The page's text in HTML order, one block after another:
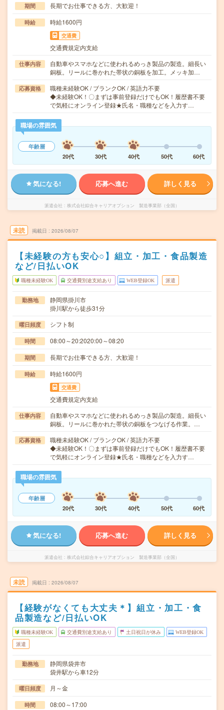
期間 長期でお仕事できる方、大歓迎！
時給 時給1600円
交通費
交通費規定内支給
仕事内容
自動車やスマホなどに使われるめっき製品の製造。細長い
銅板。リールに巻かれた帯状の銅板を加工。メッキ加…
応募資格
職種未経験OK / ブランクOK / 英語力不要
◆未経験OK！〇まずは事前登録だけでもOK！履歴書不要
で気軽にオンライン登録★氏名・職種などを入力す…
職場の雰囲気
年齢層
20代
30代 40代 50代 60代
気になる! 応募へ進む 詳しく見る
派遣会社 株式会社綜合キャリアオプション 製造事業部（全国）
未読 掲載日 2026/08/07
【未経験の方も安心○】組立・加工・食品製造
など/日払いOK
職種未経験OK 交通費別途支給あり WEB登録OK 派遣
勤務地
静岡県掛川市
掛川駅から徒歩31分
曜日頻度 シフト制
時間 08:00～20:2020:00～08:20
期間 長期でお仕事できる方、大歓迎！
時給 時給1600円
交通費
交通費規定内支給
仕事内容
自動車やスマホなどに使われるめっき製品の製造。細長い
銅板。リールに巻かれた帯状の銅板をつなげる作業。…
応募資格
職種未経験OK / ブランクOK / 英語力不要
◆未経験OK！〇まずは事前登録だけでもOK！履歴書不要
で気軽にオンライン登録★氏名・職種などを入力す…
職場の雰囲気
年齢層
20代
30代 40代 50代 60代
気になる! 応募へ進む 詳しく見る
派遣会社 株式会社綜合キャリアオプション 製造事業部（全国）
未読 掲載日 2026/08/07
【経験がなくても大丈夫＊】組立・加工・食
品製造など/日払いOK
職種未経験OK 交通費別途支給あり 土日祝日が休み WEB登録OK
派遣
勤務地
静岡県袋井市
袋井駅から車12分
曜日頻度 月～金
時間 08:00～17:00